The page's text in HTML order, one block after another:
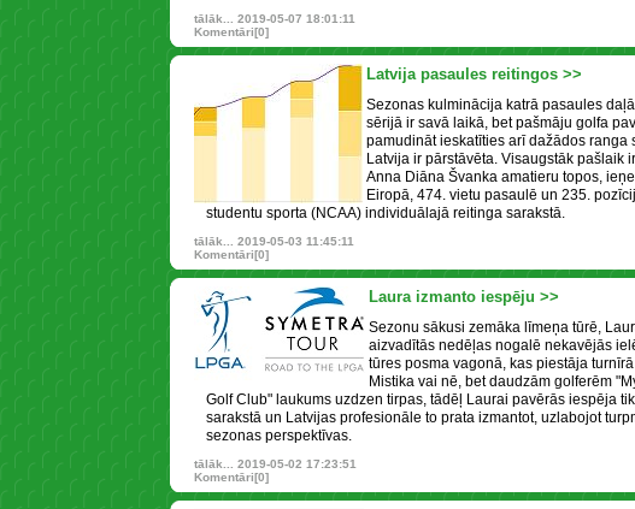
tālāk...
2019-05-07 18:01:11
Komentāri[0]
Latvija pasaules reitingos >>
Sezonas kulminācija katrā pasaules
sērijā ir savā laikā, bet pašmāju golfa
pamudināt ieskatīties arī dažādos ranga
Latvija ir pārstāvēta. Visaugstāk pašlaik
Anna Diāna Švanka amatieru topos,
Eiropā, 474. vietu pasaulē un 235.
studentu sporta (NCAA) individuālajā reitinga sarakstā.
tālāk...
2019-05-03 11:45:11
Komentāri[0]
Laura izmanto iespēju >>
Sezonu sākusi zemāka līmeņa tūrē,
aizvadītās nedēļas nogalē nekavējās
tūres posma vagonā, kas piestāja
Mistika vai nē, bet daudzām golferēm
Golf Club" laukums uzdzen tirpas, tādēļ Laurai pavērās iespēja
sarakstā un Latvijas profesionāle to prata izmantot, uzlabojot
sezonas perspektīvas.
tālāk...
2019-05-02 17:23:51
Komentāri[0]